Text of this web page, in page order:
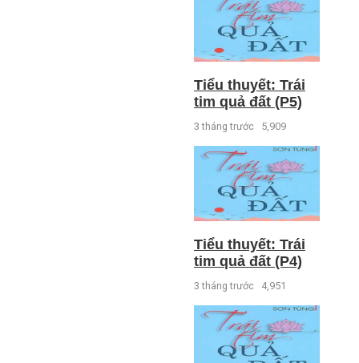
Tiểu thuyết: Trái
tim quả đất (P5)
3 tháng trước 5,909
Tiểu thuyết: Trái
tim quả đất (P4)
3 tháng trước 4,951